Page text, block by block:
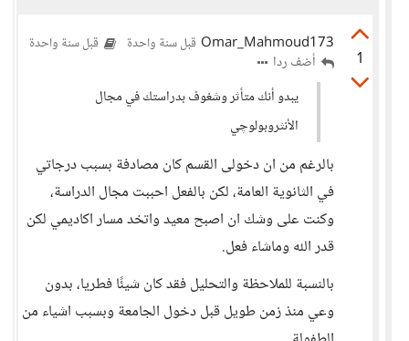
1
Omar_Mahmoud173 قبل سنة واحدة قبل سنة واحدة
أضف ردا
يبدو أنك متأثر وشغوف بدراستك في مجال
الأنثروبولوچي
بالرغم من ان دخولى القسم كان مصادفة بسبب درجاتي
في الثانوية العامة، لكن بالفعل احببت مجال الدراسة،
وكنت على وشك ان اصبح معيد واتخد مسار اكاديمي لكن
قدر الله وماشاء فعل.
بالنسبة للملاحظة والتحليل فقد كان شيئًا فطريا، بدون
وعي منذ زمن طويل قبل دخول الجامعة وبسبب اشياء من